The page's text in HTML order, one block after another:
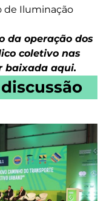
de Iluminação
da operação dos
coletivo nas
baixada aqui.